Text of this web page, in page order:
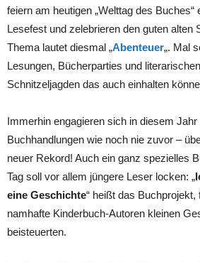
feiern am heutigen „Welttag des Buches“
Lesefest und zelebrieren den guten alten
Thema lautet diesmal „Abenteuer„. Mal
Lesungen, Bücherparties und literarischen
Schnitzeljagden das auch einhalten
Immerhin engagieren sich in diesem Jahr
Buchhandlungen wie noch nie zuvor –
neuer Rekord! Auch ein ganz spezielles
Tag soll vor allem jüngere Leser locken: „
eine Geschichte“ heißt das Buchprojekt,
namhafte Kinderbuch-Autoren kleinen
beisteuerten.